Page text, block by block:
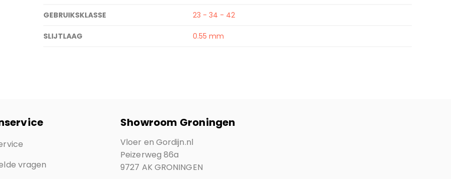
GEBRUIKSKLASSE 23 - 34 - 42
SLIJTLAAG 0.55 mm
vragen
Showroom Groningen
Vloer en Gordijn.nl
Peizerweg 86a
9727 AK GRONINGEN